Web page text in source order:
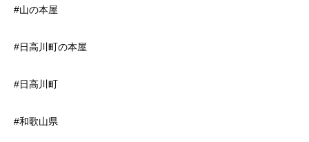
#山の本屋
#日高川町の本屋
#日高川町
#和歌山県